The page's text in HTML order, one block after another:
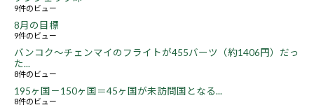
9件のビュー
8月の目標
9件のビュー
バンコク～チェンマイのフライトが455バーツ（約1406円）だっ
た...
8件のビュー
195ヶ国－150ヶ国＝45ヶ国が未訪問国となる...
8件のビュー